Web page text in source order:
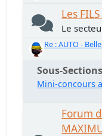
Les
Le
Re : AUTO -
Sous-Sections
Mini-concours
Forum